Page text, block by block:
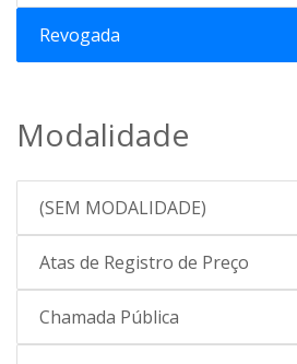
Revogada
Modalidade
(SEM MODALIDADE)
Atas de Registro de Preço
Chamada Pública